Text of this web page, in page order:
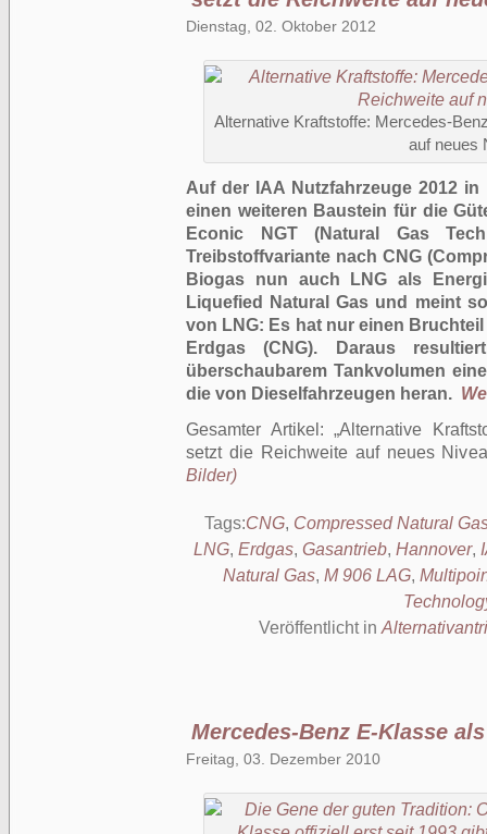
Dienstag, 02. Oktober 2012
Alternative Kraftstoffe: Mercedes-
auf neues
Auf der IAA Nutzfahrzeuge 2012
einen weiteren Baustein für die
Econic NGT (Natural Gas
Treibstoffvariante nach CNG
Biogas nun auch LNG als
Liquefied Natural Gas und meint
von LNG: Es hat nur einen
Erdgas (CNG). Daraus
überschaubarem Tankvolumen
die von Dieselfahrzeugen heran.
Gesamter Artikel:
Alternative
setzt die Reichweite auf neues
Bilder)
Tags:CNG, Compressed Natural
LNG, Erdgas, Gasantrieb, Hannover,
Natural Gas, M 906 LAG,
Veröffentlicht in
Mercedes-Benz E-Klasse
Freitag, 03. Dezember 2010